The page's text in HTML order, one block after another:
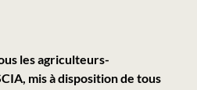
les agriculteurs-
mis à disposition de tous